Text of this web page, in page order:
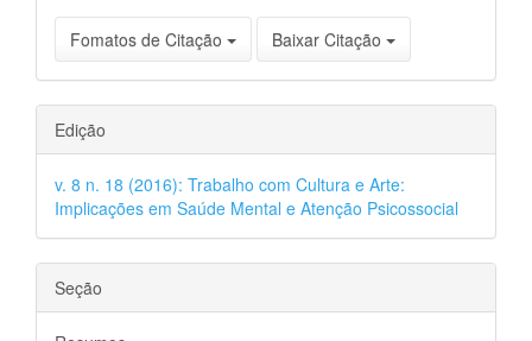
Fomatos de Citação Baixar Citação
Edição
v. 8 n. 18 (2016): Trabalho com Cultura e Arte:
Implicações em Saúde Mental e Atenção Psicossocial
Seção